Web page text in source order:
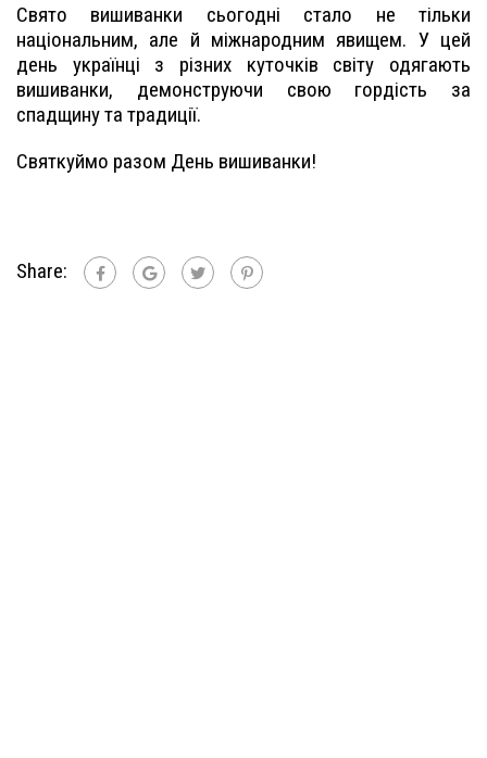
Свято вишиванки сьогодні стало не тільки
національним, але й міжнародним явищем. У цей
день українці з різних куточків світу одягають
вишиванки, демонструючи свою гордість за
спадщину та традиції.
Святкуймо разом День вишиванки!
Share: